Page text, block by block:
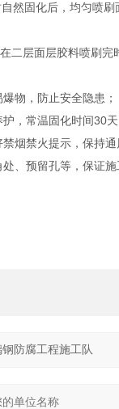
然固化后，均匀喷
二层面层胶料喷刷
物，防止安全隐患；
，常温固化时间30
烟禁火提示，保持通
、预留孔等，保证